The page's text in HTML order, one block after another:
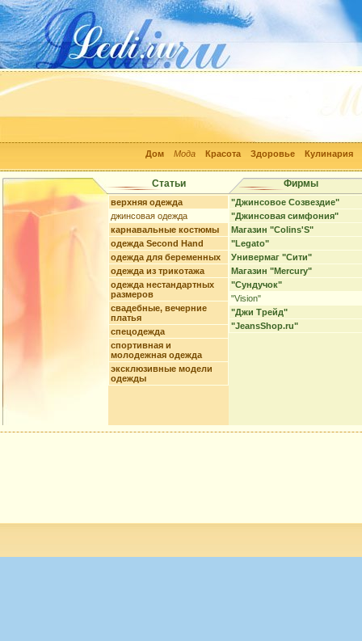
Дом Мода Красота Здоровье Кулинария
Статьи Фирмы
верхняя одежда
джинсовая одежда
карнавальные костюмы
одежда Second Hand
одежда для беременных
одежда из трикотажа
одежда нестандартных
размеров
свадебные, вечерние
платья
спецодежда
спортивная и
молодежная одежда
эксклюзивные модели
одежды
"Джинсовое Созвездие"
"Джинсовая симфония"
Магазин "Colins'S"
"Legato"
Универмаг "Сити"
Магазин "Mercury"
"Сундучок"
"Vision"
"Джи Трейд"
"JeansShop.ru"